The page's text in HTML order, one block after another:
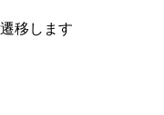
移します